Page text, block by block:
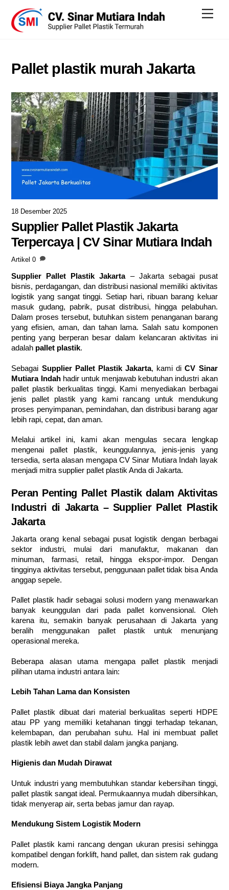
content
Pallet plastik murah Jakarta
18 Desember 2025
Supplier Pallet Plastik Jakarta
Terpercaya | CV Sinar Mutiara Indah
Artikel 0
Supplier Pallet Plastik Jakarta– Jakarta sebagai pusat
bisnis, perdagangan, dan distribusi nasional memiliki aktivitas
logistik yang sangat tinggi. Setiap hari, ribuan barang keluar
masuk gudang, pabrik, pusat distribusi, hingga pelabuhan.
Dalam proses tersebut, butuhkan sistem penanganan barang
yang efisien, aman, dan tahan lama. Salah satu komponen
penting yang berperan besar dalam kelancaran aktivitas ini
adalah pallet plastik.
Sebagai Supplier Pallet Plastik Jakarta, kami diCV Sinar
Mutiara Indahhadir untuk menjawab kebutuhan industri akan
pallet plastik berkualitas tinggi. Kami menyediakan berbagai
jenis pallet plastik yang kami rancang untuk mendukung
proses penyimpanan, pemindahan, dan distribusi barang agar
lebih rapi, cepat, dan aman.
Melalui artikel ini, kami akan mengulas secara lengkap
mengenai pallet plastik, keunggulannya, jenis-jenis yang
tersedia, serta alasan mengapa CV Sinar Mutiara Indah layak
menjadi mitra supplier pallet plastik Anda di Jakarta.
Peran Penting Pallet Plastik dalam Aktivitas
Industri di Jakarta – Supplier Pallet Plastik
Jakarta
Jakarta orang kenal sebagai pusat logistik dengan berbagai
sektor industri, mulai dari manufaktur, makanan dan
minuman, farmasi, retail, hingga ekspor-impor. Dengan
tingginya aktivitas tersebut, penggunaan pallet tidak bisa Anda
anggap sepele.
Pallet plastik hadir sebagai solusi modern yang menawarkan
banyak keunggulan dari pada pallet konvensional. Oleh
karena itu, semakin banyak perusahaan di Jakarta yang
beralih menggunakan pallet plastik untuk menunjang
operasional mereka.
Beberapa alasan utama mengapa pallet plastik menjadi
pilihan utama industri antara lain:
Lebih Tahan Lama dan Konsisten
Pallet plastik dibuat dari material berkualitas seperti HDPE
atau PP yang memiliki ketahanan tinggi terhadap tekanan,
kelembapan, dan perubahan suhu. Hal ini membuat pallet
plastik lebih awet dan stabil dalam jangka panjang.
Higienis dan Mudah Dirawat
Untuk industri yang membutuhkan standar kebersihan tinggi,
pallet plastik sangat ideal. Permukaannya mudah dibersihkan,
tidak menyerap air, serta bebas jamur dan rayap.
Mendukung Sistem Logistik Modern
Pallet plastik kami rancang dengan ukuran presisi sehingga
kompatibel dengan forklift, hand pallet, dan sistem rak gudang
modern.
Efisiensi Biaya Jangka Panjang